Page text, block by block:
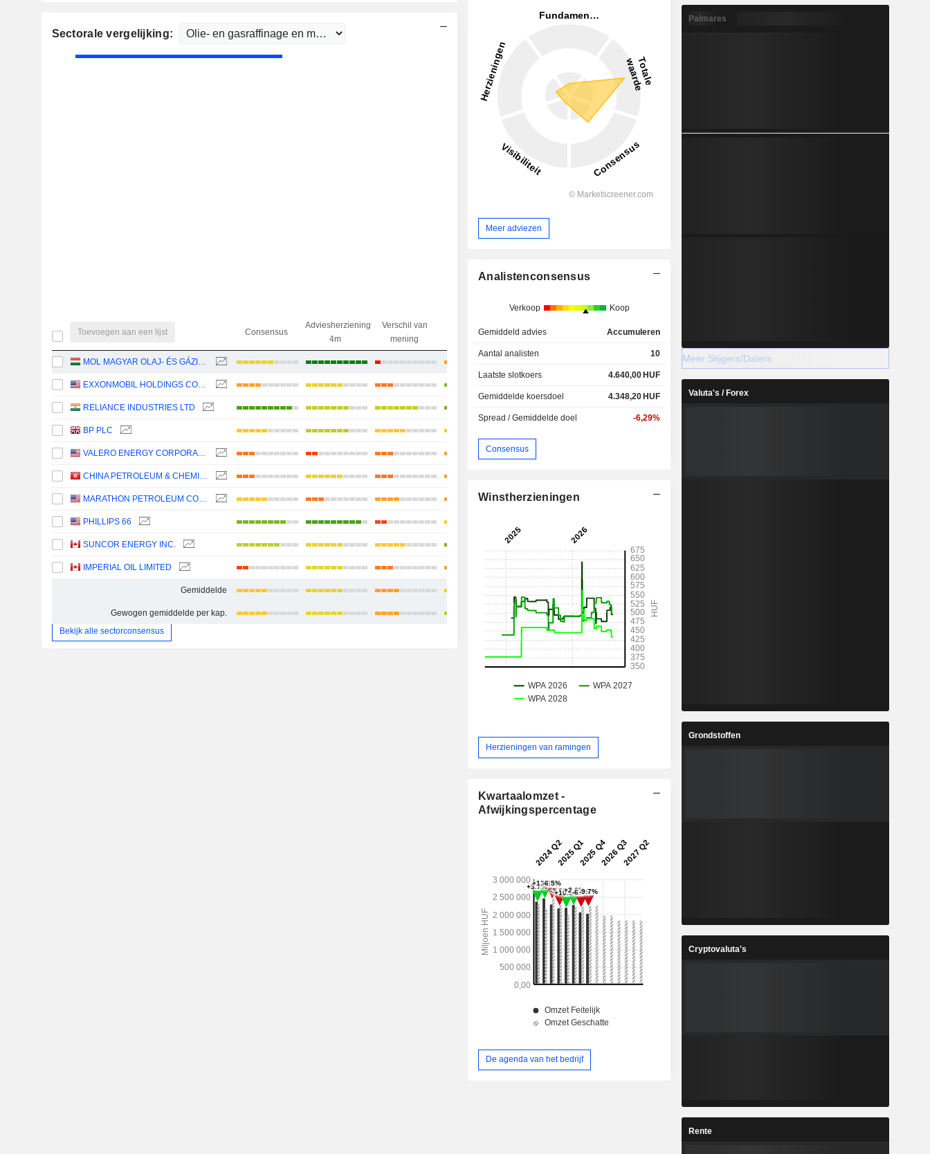
Sectorale vergelijking:
Toevoegen aan een lijst Consensus
Adviesherziening
4m
Verschil van
mening
MOL MAGYAR OLAJ- ÉS GÁZIPARI NYRT
EXXONMOBIL HOLDINGS CORPORATION
RELIANCE INDUSTRIES LTD
BP PLC
VALERO ENERGY CORPORATION +2,45%
CHINA PETROLEUM & CHEMICAL CORPORATION
MARATHON PETROLEUM CORPORATION +5,72%
PHILLIPS 66
SUNCOR ENERGY INC.
IMPERIAL OIL LIMITED -11,42%
Gemiddelde +8,82%
Gewogen gemiddelde per kap.
+12,28%
Bekijk alle sectorconsensus
Meer adviezen
Analistenconsensus
Verkoop Koop
Gemiddeld advies Accumuleren
Aantal analisten 10
Laatste slotkoers 4.640,00 HUF
Gemiddelde koersdoel 4.348,20 HUF
Spread / Gemiddelde doel -6,29%
Consensus
Winstherzieningen
Herzieningen van ramingen
Kwartaalomzet -
Afwijkingspercentage
De agenda van het bedrijf
Palmares
Meer Stijgers/Dalers
Valuta's / Forex
Grondstoffen
Cryptovaluta's
Rente